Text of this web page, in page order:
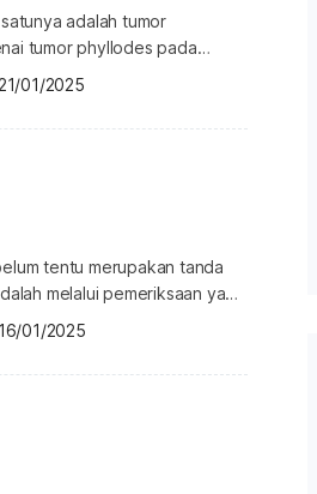
adalah tumor
tumor phyllodes pada
ini. Apa itu tumor phyllodes?
payudara langka yang
21/01/2025
tentu merupakan tanda
melalui pemeriksaan yang
Seperti apa prosedur fine
perlu dipersiapkan?
16/01/2025